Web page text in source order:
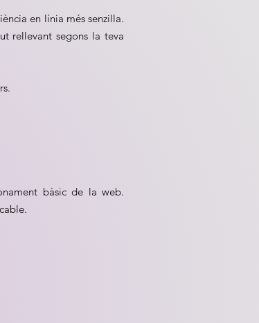
en línia més senzilla.
rellevant segons la teva
bàsic de la web.